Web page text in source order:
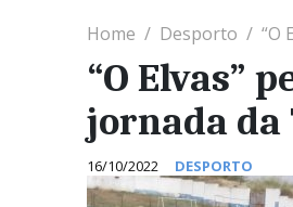
Home Desporto “O
“O Elvas”
jornada da
16/10/2022 DESPORTO